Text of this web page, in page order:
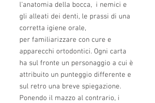
l'anatomia della bocca, i nemici e
gli alleati dei denti, le prassi di una
corretta igiene orale,
per familiarizzare con cure e
apparecchi ortodontici. Ogni carta
ha sul fronte un personaggio a cui è
attribuito un punteggio differente e
sul retro una breve spiegazione.
Ponendo il mazzo al contrario, i